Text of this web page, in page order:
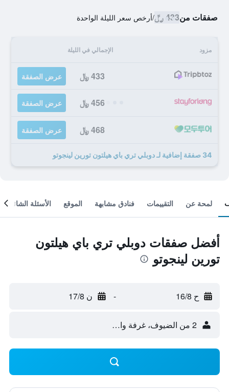
صفقات من433 ﷼ /أرخص سعر الليلة الواحدة
مزود الإجمالي في الليلة
433 ﷼ عرض الصفقة
456 ﷼ عرض الصفقة
468 ﷼ عرض الصفقة
34 صفقة إضافية لـ دوبلي تري باي هيلتون تورين لينجوتو
لمحة عن التقييمات فنادق مشابهة الموقع الأسئلة الشائعة
أفضل صفقات دوبلي تري باي هيلتون
تورين لينجوتو
ح 16/8 - ن 17/8
2 من الضيوف، غرفة واحدة